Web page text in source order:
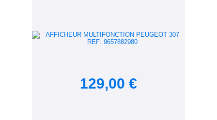
129,00 €